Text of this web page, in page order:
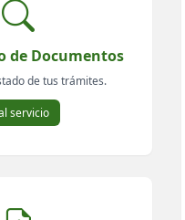
de Documentos
de tus trámites.
servicio